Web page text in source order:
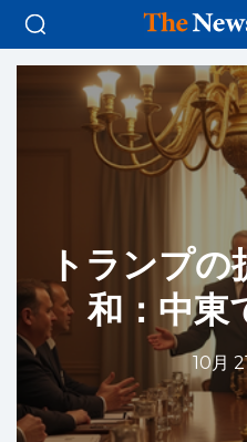
トランプ
和：中東
10月